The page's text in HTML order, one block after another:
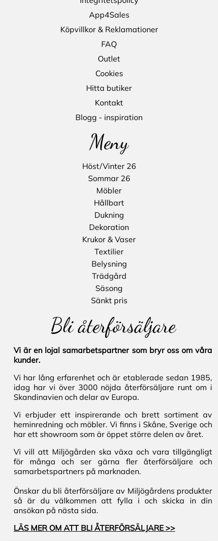
App4Sales
Köpvillkor & Reklamationer
FAQ
Outlet
Cookies
Hitta butiker
Kontakt
Blogg - inspiration
Meny
Höst/Vinter 26
Sommar 26
Möbler
Hållbart
Dukning
Dekoration
Krukor & Vaser
Textilier
Belysning
Trädgård
Säsong
Sänkt pris
Bli återförsäljare
Vi är en lojal samarbetspartner som bryr oss om våra
kunder.
Vi har lång erfarenhet och är etablerade sedan 1985,
idag har vi över 3000 nöjda återförsäljare runt om i
Skandinavien och delar av Europa.
Vi erbjuder ett inspirerande och brett sortiment av
heminredning och möbler. Vi finns i Skåne, Sverige och
har ett showroom som är öppet större delen av året.
Vi vill att Miljögården ska växa och vara tillgängligt
för många och ser gärna fler återförsäljare och
samarbetspartners på marknaden.
Önskar du bli återförsäljare av Miljögårdens produkter
så är du välkommen att fylla i och skicka in din
ansökan på nästa sida.
LÄS MER OM ATT BLI ÅTERFÖRSÄLJARE >>